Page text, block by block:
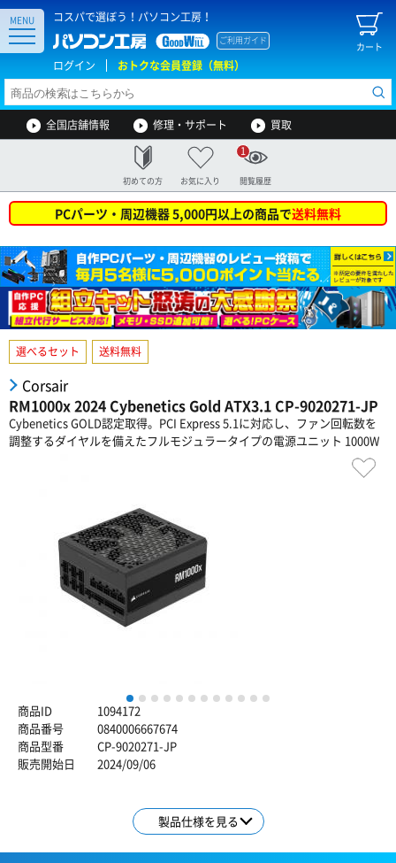
コスパで選ぼう！パソコン工房！
カート
ご利用ガイド
ログイン おトクな会員登録（無料）
MENU
全国店舗情報 修理・サポート 買取
初めての方 お気に入り 閲覧履歴
1
PCパーツ・周辺機器 5,000円以上の商品で送料無料
選べるセット 送料無料
Corsair
RM1000x 2024 Cybenetics Gold ATX3.1 CP-9020271-JP
Cybenetics GOLD認定取得。PCI Express 5.1に対応し、ファン回転数を
調整するダイヤルを備えたフルモジュラータイプの電源ユニット 1000W
1 2 3 4 5 6 7 8 9 10 11
商品ID
1094172
商品番号
0840006667674
商品型番
CP-9020271-JP
販売開始日
2024/09/06
製品仕様を見る